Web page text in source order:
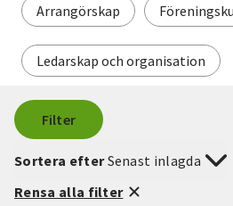
Arrangörskap
Ledarskap och organisation
Filter
Sortera efterSenast inlagda
Rensa alla filter